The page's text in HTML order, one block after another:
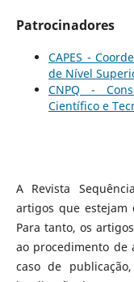
Patrocinadores
CAPES -
de Nível
CNPQ -
Científico e
A Revista
artigos que estejam
Para tanto, os
ao procedimento de
caso de